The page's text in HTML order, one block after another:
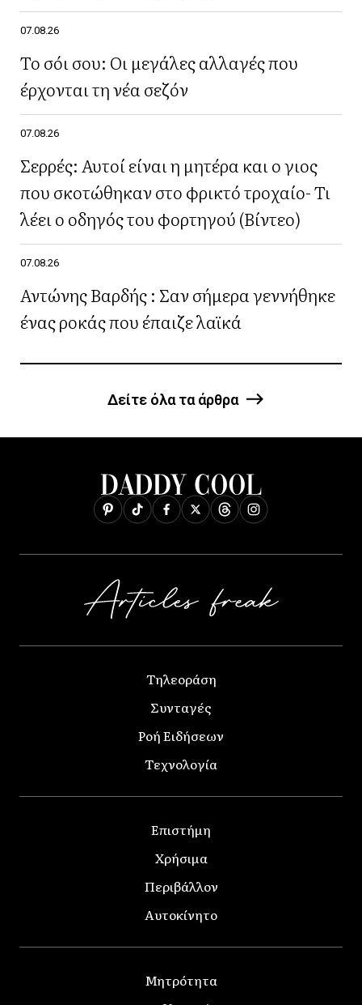
07.08.26
Το σόι σου: Οι μεγάλες αλλαγές που
έρχονται τη νέα σεζόν
07.08.26
Σερρές: Αυτοί είναι η μητέρα και ο γιος
που σκοτώθηκαν στο φρικτό τροχαίο- Τι
λέει ο οδηγός του φορτηγού (Βίντεο)
07.08.26
Αντώνης Βαρδής : Σαν σήμερα γεννήθηκε
ένας ροκάς που έπαιζε λαϊκά
Δείτε όλα τα άρθρα
Τηλεοράση
Συνταγές
Ροή Ειδήσεων
Τεχνολογία
Επιστήμη
Χρήσιμα
Περιβάλλον
Αυτοκίνητο
Μητρότητα